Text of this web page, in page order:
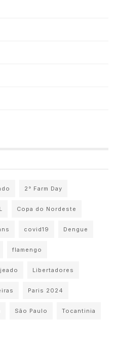
2° Farm Day
Copa do Nordeste
covid19 Dengue
flamengo
Libertadores
Paris 2024
São Paulo Tocantinia